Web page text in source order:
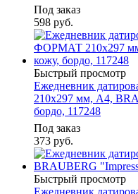
Под заказ
598 руб.
Быстрый просмотр
Ежедневник
210х297 мм, А4,
бордо, 117248
Под заказ
373 руб.
Быстрый просмотр
Ежедневник